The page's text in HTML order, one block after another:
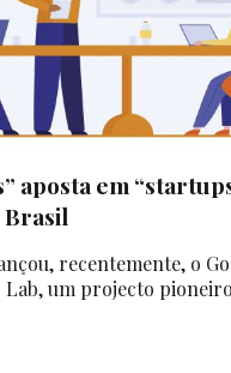
aposta em
recentemente, o
, um projecto